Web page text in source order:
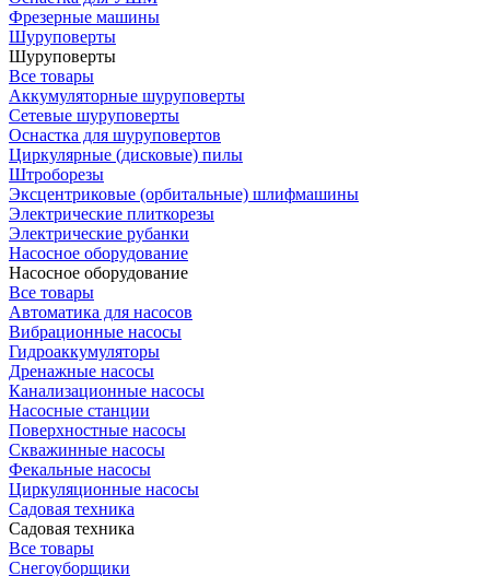
Фрезерные машины
Шуруповерты
Шуруповерты
Все товары
Аккумуляторные шуруповерты
Сетевые шуруповерты
Оснастка для шуруповертов
Циркулярные (дисковые) пилы
Штроборезы
Эксцентриковые (орбитальные) шлифмашины
Электрические плиткорезы
Электрические рубанки
Насосное оборудование
Насосное оборудование
Все товары
Автоматика для насосов
Вибрационные насосы
Гидроаккумуляторы
Дренажные насосы
Канализационные насосы
Насосные станции
Поверхностные насосы
Скважинные насосы
Фекальные насосы
Циркуляционные насосы
Садовая техника
Садовая техника
Все товары
Снегоуборщики